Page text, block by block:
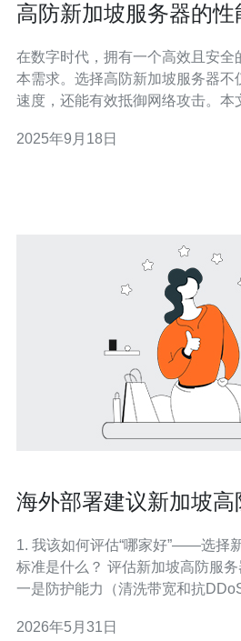
高防新加坡服务器的
在数字时代，拥有一个高效且安全
本需求。选择高防新加坡服务器不
速度，还能有效抵御网络攻击。本
力。 高防新加坡服务器有哪些优势？ 高防新加坡服务器以
2025年9月18日
海外部署建议新加坡高
1. 我该如何评估“哪家好”——选择
标准是什么？ 评估新加坡高防服务
一是防护能力（清洗带宽和抗
（丢包、抖动）；四是售后与技术
2026年5月31日